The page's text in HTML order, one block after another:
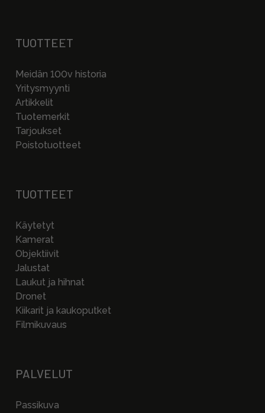
TUOTTEET
Meidän 100v historia
Yritysmyynti
Artikkelit
Tuotemerkit
Tarjoukset
Poistotuotteet
TUOTTEET
Käytetyt
Kamerat
Objektiivit
Jalustat
Laukut ja hihnat
Dronet
Kiikarit ja kaukoputket
Filmikuvaus
PALVELUT
Passikuva